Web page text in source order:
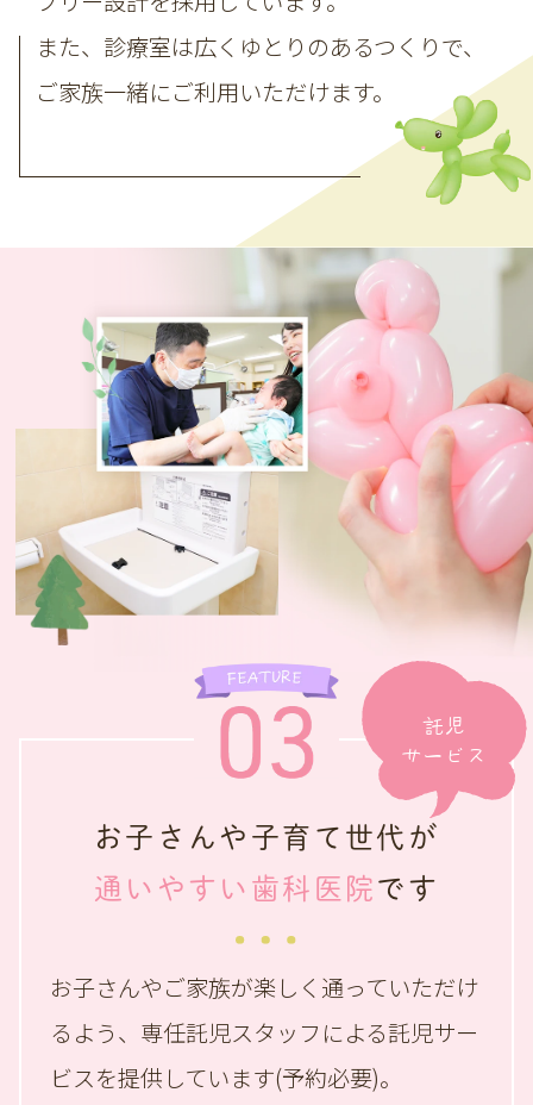
また、診療室は広くゆとりのあるつくりで、
ご家族一緒にご利用いただけます。
託児
サービス
お子さんや子育て世代が
通いやすい歯科医院 です
お子さんやご家族が楽しく通っていただけ
るよう、 専任託児スタッフによる託児サー
ビスを提供しています(予約必要)。